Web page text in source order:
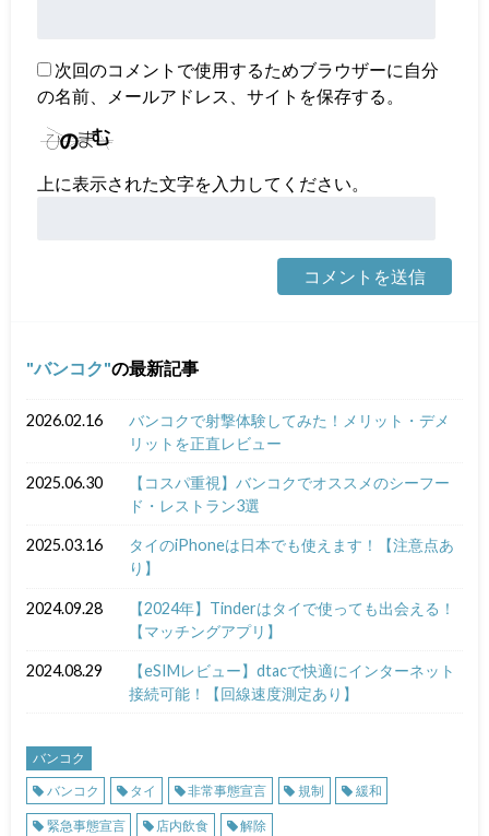
次回のコメントで使用するためブラウザーに自分
の名前、メールアドレス、サイトを保存する。
上に表示された文字を入力してください。
バンコク の最新記事
2026.02.16
バンコクで射撃体験してみた！メリット・デメ
リットを正直レビュー
2025.06.30
【コスパ重視】バンコクでオススメのシーフー
ド・レストラン3選
2025.03.16
タイのiPhoneは日本でも使えます！【注意点あ
り】
2024.09.28
【2024年】Tinderはタイで使っても出会える！
【マッチングアプリ】
2024.08.29
【eSIMレビュー】dtacで快適にインターネット
接続可能！【回線速度測定あり】
バンコク
バンコク
タイ 非常事態宣言 規制 緩和
緊急事態宣言 店内飲食 解除